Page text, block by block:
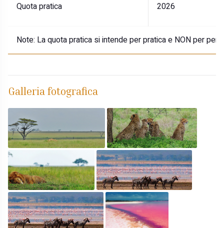
Quota pratica 2026
Note: La quota pratica si intende per pratica e NON per
Galleria fotografica